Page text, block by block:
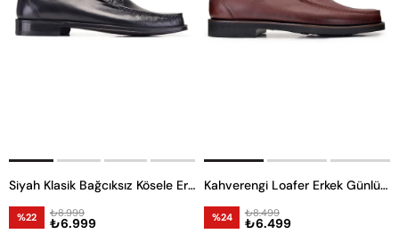
Siyah Klasik Bağcıksız Kösele Erkek Ayakkabı -62001-
%22 ₺6.999
₺8.999
Kahverengi Loafer Erkek Günlük Ayakkabı
%24 ₺6.499
₺8.499